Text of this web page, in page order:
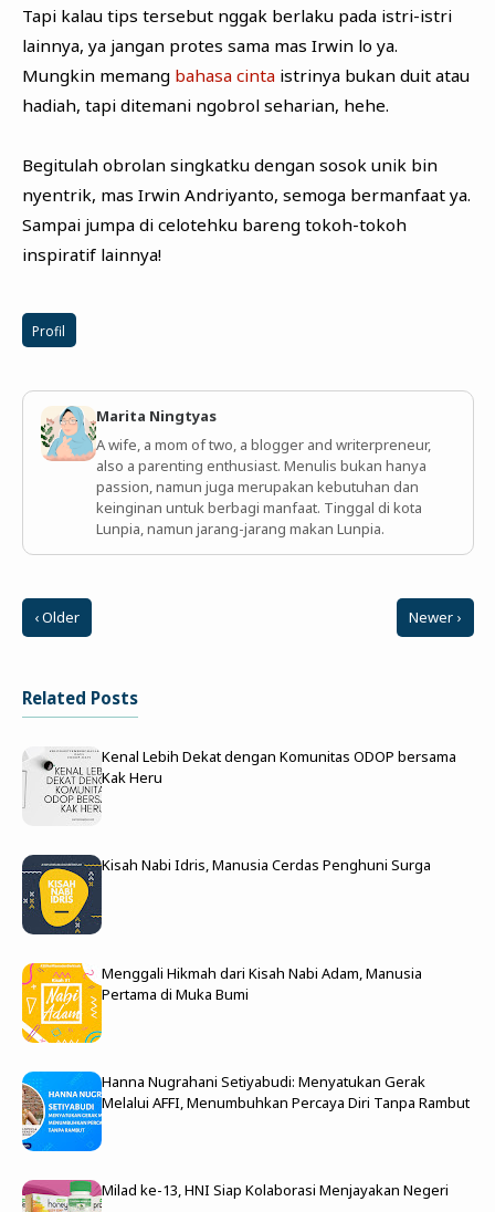
Tapi kalau tips tersebut nggak berlaku pada istri-istri
lainnya, ya jangan protes sama mas Irwin lo ya.
Mungkin memang bahasa cintaistrinya bukan duit atau
hadiah, tapi ditemani ngobrol seharian, hehe.
Begitulah obrolan singkatku dengan sosok unik bin
nyentrik, mas Irwin Andriyanto, semoga bermanfaat ya.
Sampai jumpa di celotehku bareng tokoh-tokoh
inspiratif lainnya!
Profil
Marita Ningtyas
A wife, a mom of two, a blogger and writerpreneur,
also a parenting enthusiast. Menulis bukan hanya
passion, namun juga merupakan kebutuhan dan
keinginan untuk berbagi manfaat. Tinggal di kota
Lunpia, namun jarang-jarang makan Lunpia.
‹ Older Newer ›
Related Posts
Kenal Lebih Dekat dengan Komunitas ODOP bersama
Kak Heru
Kisah Nabi Idris, Manusia Cerdas Penghuni Surga
Menggali Hikmah dari Kisah Nabi Adam, Manusia
Pertama di Muka Bumi
Hanna Nugrahani Setiyabudi: Menyatukan Gerak
Melalui AFFI, Menumbuhkan Percaya Diri Tanpa Rambut
Milad ke-13, HNI Siap Kolaborasi Menjayakan Negeri